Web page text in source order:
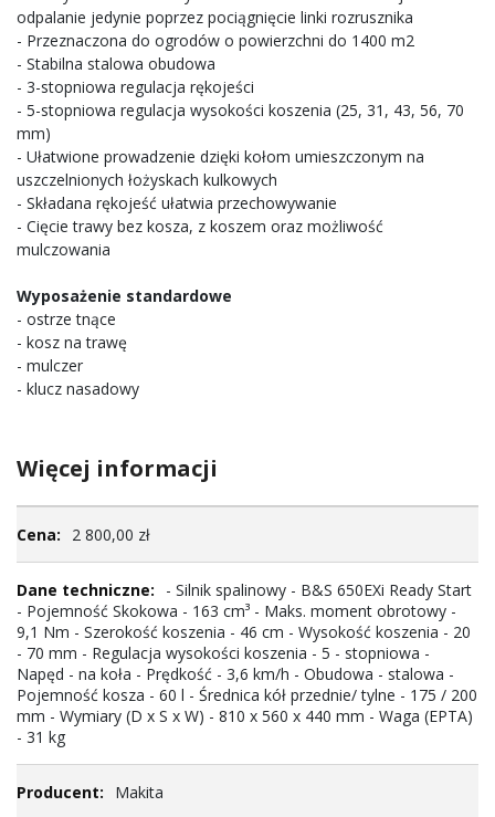
odpalanie jedynie poprzez pociągnięcie linki rozrusznika
- Przeznaczona do ogrodów o powierzchni do 1400 m2
- Stabilna stalowa obudowa
- 3-stopniowa regulacja rękojeści
- 5-stopniowa regulacja wysokości koszenia (25, 31, 43, 56, 70
mm)
- Ułatwione prowadzenie dzięki kołom umieszczonym na
uszczelnionych łożyskach kulkowych
- Składana rękojeść ułatwia przechowywanie
- Cięcie trawy bez kosza, z koszem oraz możliwość
mulczowania
Wyposażenie standardowe
- ostrze tnące
- kosz na trawę
- mulczer
- klucz nasadowy
Więcej informacji
informacji2 800,00 zł
- Silnik spalinowy - B&S 650EXi Ready Start
- Pojemność Skokowa - 163 cm³ - Maks. moment obrotowy -
9,1 Nm - Szerokość koszenia - 46 cm - Wysokość koszenia - 20
- 70 mm - Regulacja wysokości koszenia - 5 - stopniowa -
Napęd - na koła - Prędkość - 3,6 km/h - Obudowa - stalowa -
Pojemność kosza - 60 l - Średnica kół przednie/ tylne - 175 / 200
mm - Wymiary (D x S x W) - 810 x 560 x 440 mm - Waga (EPTA)
- 31 kg
Makita